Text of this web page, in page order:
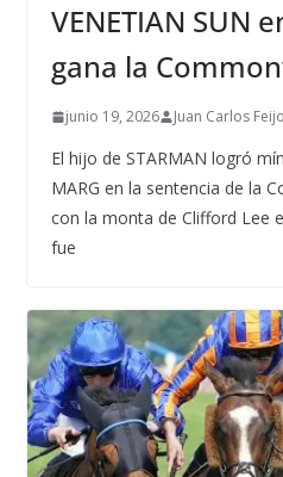
VENETIAN SUN
gana la
junio 19, 2026 Juan Carlos
El hijo de STARMAN logró
MARG en la sentencia de la
con la monta de Clifford Lee
fue